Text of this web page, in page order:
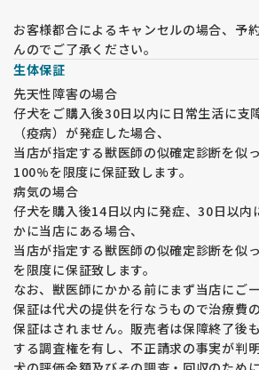
お客様都合によるキャンセルの場合、予
んのでご了承ください。
生体保証
先天性障害の場合
仔犬をご購入後30日以内に日常生活に支
（疫病）が発症した場合、
当店が指定する獣医師の似確定診断を似
100%を限度に保証致します。
病気の場合
仔犬を購入後14日以内に発症、30日以内
かに当店にある場合、
当店が指定する獣医師の似確定診断を似
を限度に保証致します。
なお、獣医師にかかる前にまず当店にご
保証は代犬の提供を行なうもので治療費
保証はされません。販売者は保障終了後
する調査権を有し、不正請求の事実が判